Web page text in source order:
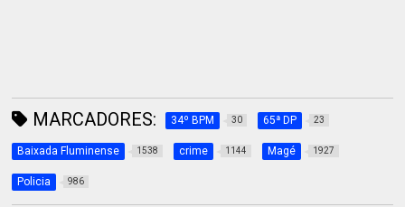
MARCADORES: 34º BPM 30 65ª DP 23
Baixada Fluminense 1538 crime 1144 Magé 1927
Policia 986